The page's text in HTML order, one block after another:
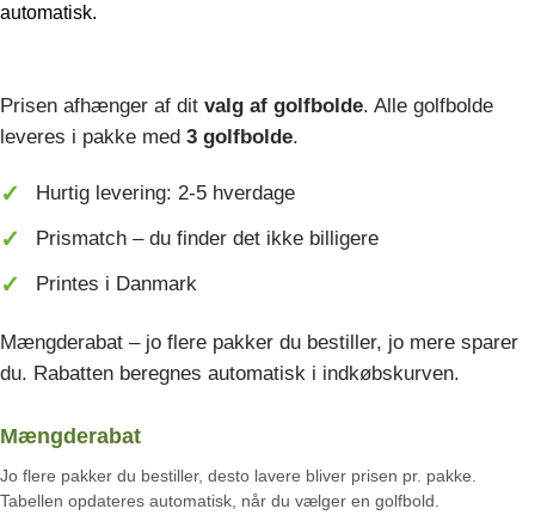
automatisk.
Prisen afhænger af dit valg af golfbolde. Alle golfbolde
leveres i pakke med 3 golfbolde.
Hurtig levering: 2-5 hverdage
Prismatch – du finder det ikke billigere
Printes i Danmark
Mængderabat – jo flere pakker du bestiller, jo mere sparer
du. Rabatten beregnes automatisk i indkøbskurven.
Mængderabat
Jo flere pakker du bestiller, desto lavere bliver prisen pr. pakke.
Tabellen opdateres automatisk, når du vælger en golfbold.